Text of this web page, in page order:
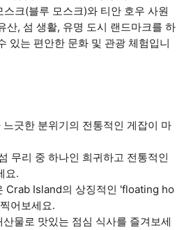
크(블루 모스크)와 티안 호우 사원
산, 섬 생활, 유명 도시 랜드마크를 하
있는 편안한 문화 및 관광 체험입니
긋한 분위기의 전통적인 게잡이 마
무리 중 하나인 희귀하고 전통적인
요.
Crab Island의 상징적인 'floating ho
어보세요.
물로 맛있는 점심 식사를 즐겨보세